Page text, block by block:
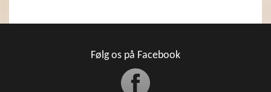
Følg os på Facebook